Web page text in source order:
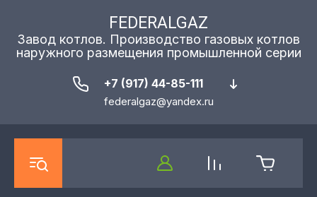
FEDERALGAZ
Завод котлов. Производство газовых котлов
наружного размещения промышленной серии
+7 (917) 44-85-111
federalgaz@yandex.ru